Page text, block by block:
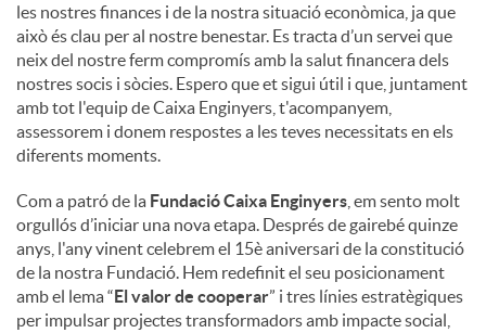
les nostres finances i de la nostra situació econòmica, ja que
això és clau per al nostre benestar. Es tracta d’un servei que
neix del nostre ferm compromís amb la salut financera dels
nostres socis i sòcies. Espero que et sigui útil i que, juntament
amb tot l'equip de Caixa Enginyers, t'acompanyem,
assessorem i donem respostes a les teves necessitats en els
diferents moments.
Com a patró de la Fundació Caixa Enginyers , em sento molt
orgullós d’iniciar una nova etapa. Després de gairebé quinze
anys, l'any vinent celebrem el 15è aniversari de la constitució
de la nostra Fundació. Hem redefinit el seu posicionament
amb el lema “ El valor de cooperar” i tres línies estratègiques
per impulsar projectes transformadors amb impacte social,